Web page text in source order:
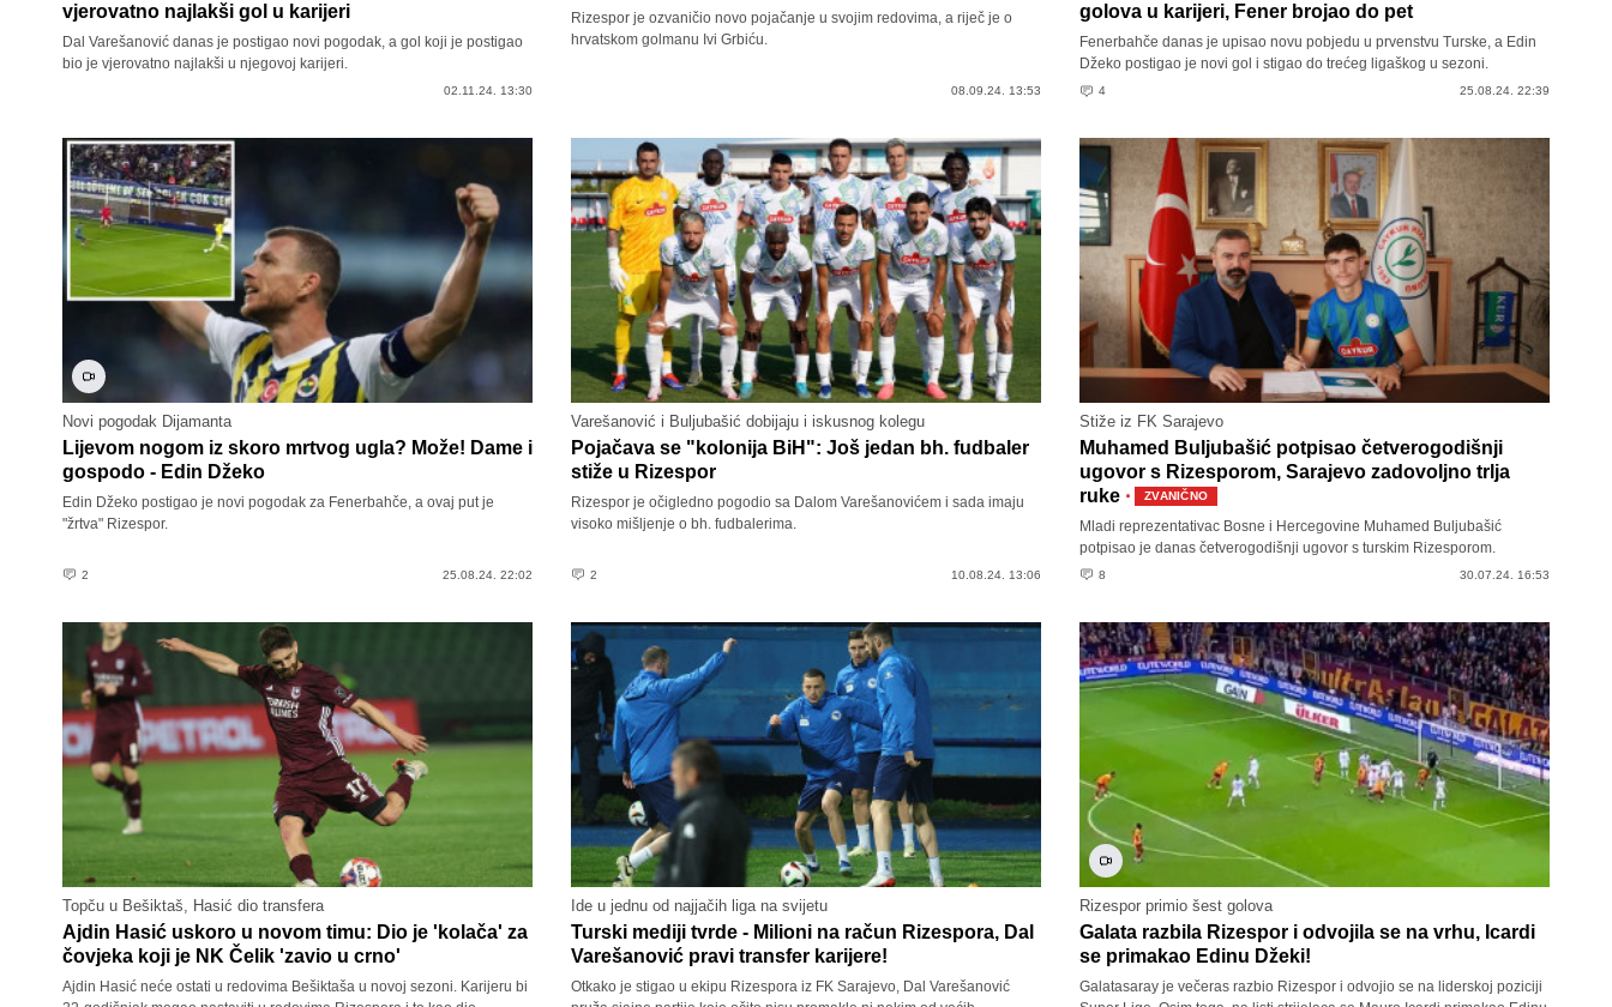
vjerovatno najlakši gol u karijeri
Dal Varešanović danas je postigao novi pogodak, a gol koji je postigao
bio je vjerovatno najlakši u njegovoj karijeri.
02.11.24. 13:30
Rizespor je ozvaničio novo pojačanje u svojim redovima, a riječ je o
hrvatskom golmanu Ivi Grbiću.
08.09.24. 13:53
golova u karijeri, Fener brojao do pet
Fenerbahče danas je upisao novu pobjedu u prvenstvu Turske, a Edin
Džeko postigao je novi gol i stigao do trećeg ligaškog u sezoni.
4 25.08.24. 22:39
Novi pogodak Dijamanta
Lijevom nogom iz skoro mrtvog ugla? Može! Dame i
gospodo - Edin Džeko
Edin Džeko postigao je novi pogodak za Fenerbahče, a ovaj put je
"žrtva" Rizespor.
2 25.08.24. 22:02
Varešanović i Buljubašić dobijaju i iskusnog kolegu
Pojačava se "kolonija BiH": Još jedan bh. fudbaler
stiže u Rizespor
Rizespor je očigledno pogodio sa Dalom Varešanovićem i sada imaju
visoko mišljenje o bh. fudbalerima.
2 10.08.24. 13:06
Stiže iz FK Sarajevo
Muhamed Buljubašić potpisao četverogodišnji
ugovor s Rizesporom, Sarajevo zadovoljno trlja
ruke · ZVANIČNO
Mladi reprezentativac Bosne i Hercegovine Muhamed Buljubašić
potpisao je danas četverogodišnji ugovor s turskim Rizesporom.
8 30.07.24. 16:53
Topču u Bešiktaš, Hasić dio transfera
Ajdin Hasić uskoro u novom timu: Dio je 'kolača' za
čovjeka koji je NK Čelik 'zavio u crno'
Ajdin Hasić neće ostati u redovima Bešiktaša u novoj sezoni. Karijeru bi
Ide u jednu od najjačih liga na svijetu
Turski mediji tvrde - Milioni na račun Rizespora, Dal
Varešanović pravi transfer karijere!
Otkako je stigao u ekipu Rizespora iz FK Sarajevo, Dal Varešanović
Rizespor primio šest golova
Galata razbila Rizespor i odvojila se na vrhu, Icardi
se primakao Edinu Džeki!
Galatasaray je večeras razbio Rizespor i odvojio se na liderskoj poziciji